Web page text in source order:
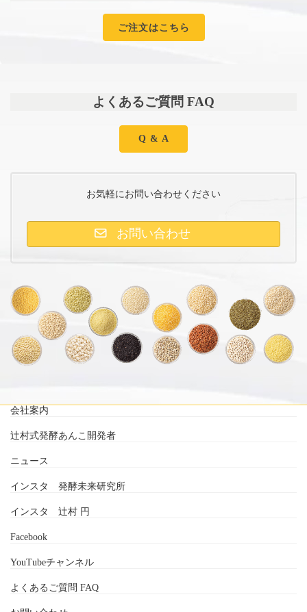
ご注文はこちら
よくあるご質問 FAQ
Q & A
お気軽にお問い合わせください
お問い合わせ
会社案内
辻村式発酵あんこ開発者
ニュース
インスタ 発酵未来研究所
インスタ 辻村 円
Facebook
YouTubeチャンネル
よくあるご質問 FAQ